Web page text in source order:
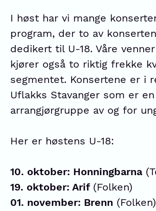
I høst har vi mange
program, der to av
dedikert til U-18. Våre
kjører også to riktig frekke
segmentet. Konsertene er i
Uflakks Stavanger som er en
arrangjørgruppe av og for
Her er høstens U-18:
10. oktober: Honningbarna
19. oktober: Arif (Folken)
01. november: Brenn (Folken)